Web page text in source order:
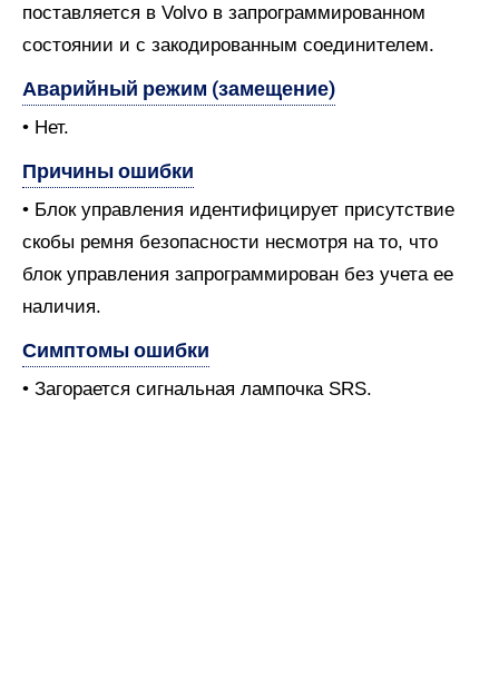
поставляется в Volvo в запрограммированном
состоянии и с закодированным соединителем.
Аварийный режим (замещение)
• Нет.
Причины ошибки
• Блок управления идентифицирует присутствие
скобы ремня безопасности несмотря на то, что
блок управления запрограммирован без учета ее
наличия.
Симптомы ошибки
• Загорается сигнальная лампочка SRS.